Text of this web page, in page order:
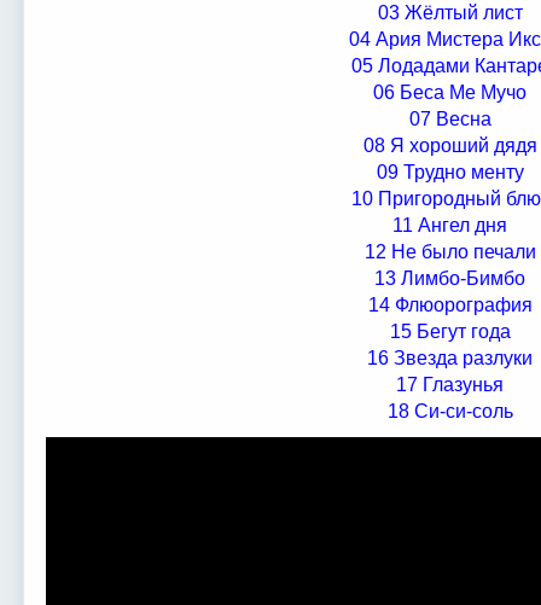
03 Жёлтый лист
04 Ария Мистера
05 Лодадами
06 Беса Ме Мучо
07 Весна
08 Я хороший дядя
09 Трудно менту
10 Пригородный
11 Ангел дня
12 Не было печали
13 Лимбо-Бимбо
14 Флюорография
15 Бегут года
16 Звезда разлуки
17 Глазунья
18 Си-си-соль